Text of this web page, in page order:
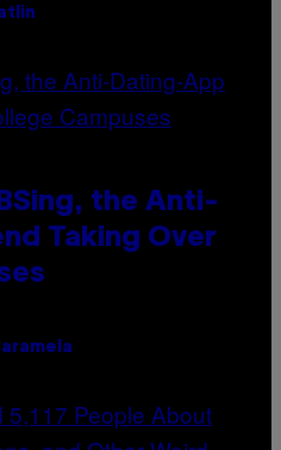
the Anti-
Taking Over